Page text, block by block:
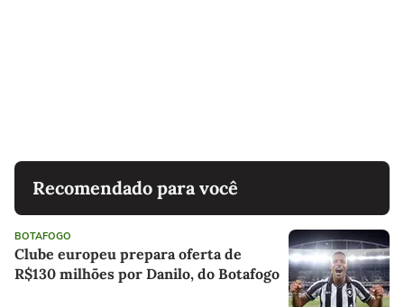
Recomendado para você
BOTAFOGO
Clube europeu prepara oferta de
R$130 milhões por Danilo, do Botafogo